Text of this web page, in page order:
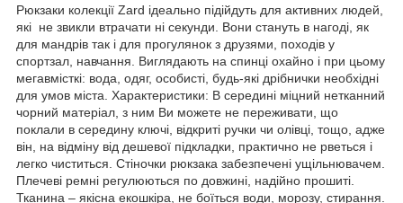
Рюкзаки колекції Zard ідеально підійдуть для активних людей,
які не звикли втрачати ні секунди. Вони стануть в нагоді, як
для мандрів так і для прогулянок з друзями, походів у
спортзал, навчання. Виглядають на спинці охайно і при цьому
мегавмісткі: вода, одяг, особисті, будь-які дрібнички необхідні
для умов міста. Характеристики: В середині міцний нетканний
чорний матеріал, з ним Ви можете не переживати, що
поклали в середину ключі, відкриті ручки чи олівці, тощо, адже
він, на відміну від дешевої підкладки, практично не рветься і
легко чиститься. Стіночки рюкзака забезпечені ущільнювачем.
Плечеві ремні регулюються по довжині, надійно прошиті.
Тканина – якісна екошкіра, не боїться води, морозу, стирання.